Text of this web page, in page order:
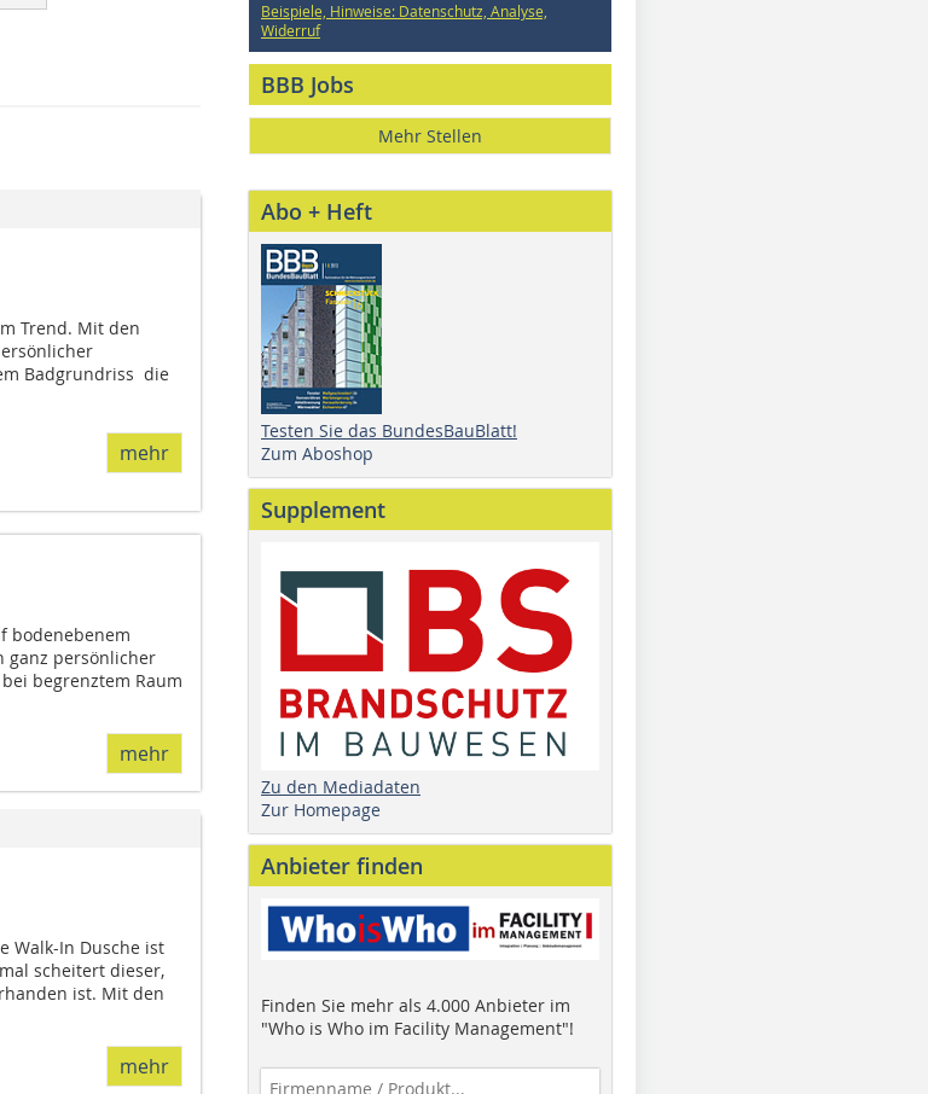
Trend. Mit den
Badgrundriss  die
mehr
bodenebenem
ganz persönlicher
begrenztem Raum
mehr
Walk-In Dusche ist
scheitert dieser,
ist. Mit den
mehr
Beispiele, Hinweise: Datenschutz, Analyse,
Widerruf
BBB Jobs
Mehr Stellen
Abo + Heft
Testen Sie das BundesBauBlatt!
Zum Aboshop
Supplement
Zu den Mediadaten
Zur Homepage
Anbieter finden
Finden Sie mehr als 4.000 Anbieter im
"Who is Who im Facility Management"!